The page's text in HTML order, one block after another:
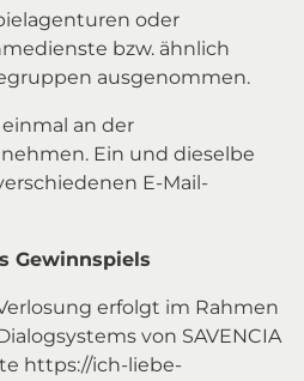
oder
bzw. ähnlich
ausgenommen.
an der
Ein und dieselbe
E-Mail-
Gewinnspiels
erfolgt im Rahmen
von SAVENCIA
https://ich-liebe-